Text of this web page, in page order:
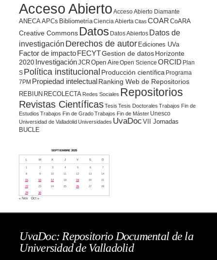
Acceso Abierto Acceso Abierto Diamante
ANECAAPCs BibliometríaCiencia Abierta Citas COAR CoARA
Creative Commons Datos Datos Abiertos Datos de
investigación Derechos de autor Ediciones UVa
Factor de impacto FECYTGestion de datosHorizonte
2020 InvestigaciónJCROpen AireOpen Science ORCID Plan
S Política institucional Producción científica Programa
7PM Propiedad intelectual Ranking Web de Repositorios
REBIUN RECOLECTA Redes Sociales Repositorios
Revistas CientíficasTesis Tesis Doctorales Trabajos Fin de
Estudios Trabajos Fin de GradoTrabajos Fin de Máster Unesco
Universidad de Valladolid Universidades UvaDoc VII Jornadas
BUCLE
SEPTIEMBRE 2025
L M X J V S D
1 2 3 4 5 6
7
8
9 10 11 12 13
14
15
16 17 18 19 20
21
22
23 24 25 26 27
28
29
30
« Nov Oct »
UvaDoc: Repositorio Documental de la
Universidad de Valladolid